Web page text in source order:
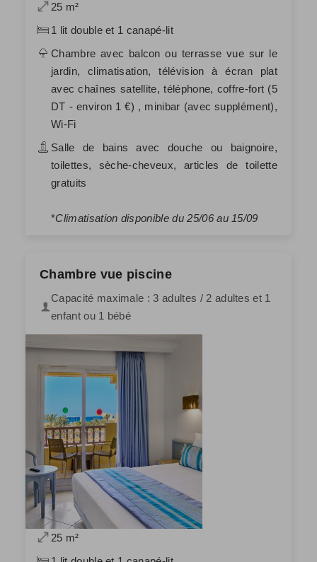
25 m²
1 lit double et 1 canapé-lit
Chambre avec balcon ou terrasse vue sur le
jardin, climatisation, télévision à écran plat
avec chaînes satellite, téléphone, coffre-fort (5
DT - environ 1 €) , minibar (avec supplément),
Wi-Fi
Salle de bains avec douche ou baignoire,
toilettes, sèche-cheveux, articles de toilette
gratuits
*Climatisation disponible du 25/06 au 15/09
Chambre vue piscine
Capacité maximale : 3 adultes / 2 adultes et 1
enfant ou 1 bébé
25 m²